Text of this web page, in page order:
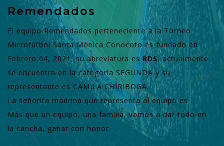
Remendados
El equipo Remendados perteneciente a la Torneo
Microfútbol Santa Mónica Conocoto es fundado en
Febrero 04, 2021, su abreviatura es RDS, actualmente
se encuentra en la categoría SEGUNDA y su
representante es CAMILA CHIRIBOGA.
La señorita madrina que representa al equipo es ..
Más que un equipo, una familia, vamos a dar todo en
la cancha, ganar con honor.